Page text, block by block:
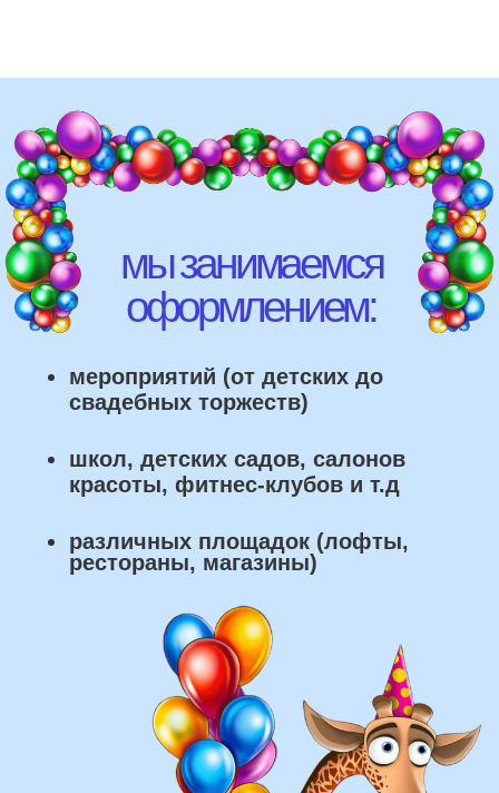
школ, детских садов, салонов
различных площадок (лофты,
рестораны, магазины)
составление различных фонтанов
оформление фотозон
фигуры любой сложности
что мы умеем делать из
воздушных шаров: